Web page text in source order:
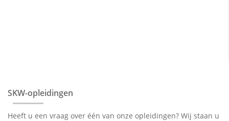
SKW-opleidingen
Heeft u een vraag over één van onze opleidingen? Wij staan u